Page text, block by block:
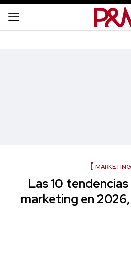
MARKETING
Las 10
marketing en 2026,